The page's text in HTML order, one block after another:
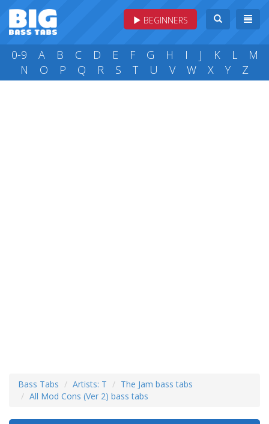
BEGINNERS
0-9 A B C D E F G H I J K L
M
N
O P Q R S T U V W X Y Z
Bass Tabs Artists: T
The Jam bass tabs
All Mod Cons (Ver 2) bass tabs